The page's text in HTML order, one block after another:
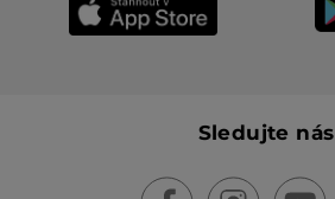
Sledujte nás